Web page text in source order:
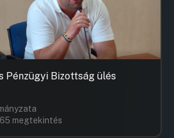
Pénzügyi Bizottság ülés
megtekintés